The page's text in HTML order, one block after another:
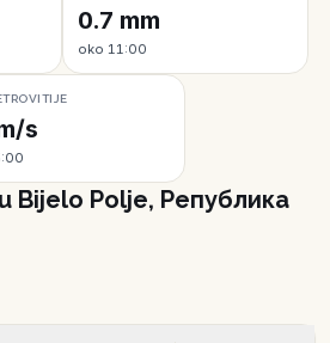
0.7 mm
oko 11:00
s
Bijelo Polje, Република